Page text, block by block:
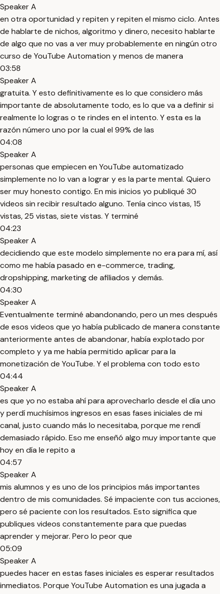
Speaker A
en otra oportunidad y repiten y repiten el mismo ciclo. Antes
de hablarte de nichos, algoritmo y dinero, necesito hablarte
de algo que no vas a ver muy probablemente en ningún otro
curso de YouTube Automation y menos de manera
03:58
Speaker A
gratuita. Y esto definitivamente es lo que considero más
importante de absolutamente todo, es lo que va a definir si
realmente lo logras o te rindes en el intento. Y esta es la
razón número uno por la cual el 99% de las
04:08
Speaker A
personas que empiecen en YouTube automatizado
simplemente no lo van a lograr y es la parte mental. Quiero
ser muy honesto contigo. En mis inicios yo publiqué 30
videos sin recibir resultado alguno. Tenía cinco vistas, 15
vistas, 25 vistas, siete vistas. Y terminé
04:23
Speaker A
decidiendo que este modelo simplemente no era para mí, así
como me había pasado en e-commerce, trading,
dropshipping, marketing de afiliados y demás.
04:30
Speaker A
Eventualmente terminé abandonando, pero un mes después
de esos videos que yo había publicado de manera constante
anteriormente antes de abandonar, había explotado por
completo y ya me había permitido aplicar para la
monetización de YouTube. Y el problema con todo esto
04:44
Speaker A
es que yo no estaba ahí para aprovecharlo desde el día uno
y perdí muchísimos ingresos en esas fases iniciales de mi
canal, justo cuando más lo necesitaba, porque me rendí
demasiado rápido. Eso me enseñó algo muy importante que
hoy en día le repito a
04:57
Speaker A
mis alumnos y es uno de los principios más importantes
dentro de mis comunidades. Sé impaciente con tus acciones,
pero sé paciente con los resultados. Esto significa que
publiques videos constantemente para que puedas
aprender y mejorar. Pero lo peor que
05:09
Speaker A
puedes hacer en estas fases iniciales es esperar resultados
inmediatos. Porque YouTube Automation es una jugada a